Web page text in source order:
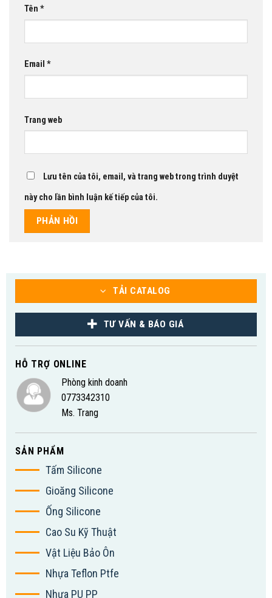
Tên *
Email *
Trang web
Lưu tên của tôi, email, và trang web trong trình duyệt
này cho lần bình luận kế tiếp của tôi.
TẢI CATALOG
TƯ VẤN & BÁO GIÁ
HỖ TRỢ ONLINE
Phòng kinh doanh
0773342310
Ms. Trang
SẢN PHẨM
Tấm Silicone
Gioăng Silicone
Ống Silicone
Cao Su Kỹ Thuật
Vật Liệu Bảo Ôn
Nhựa Teflon Ptfe
Nhựa PU PP